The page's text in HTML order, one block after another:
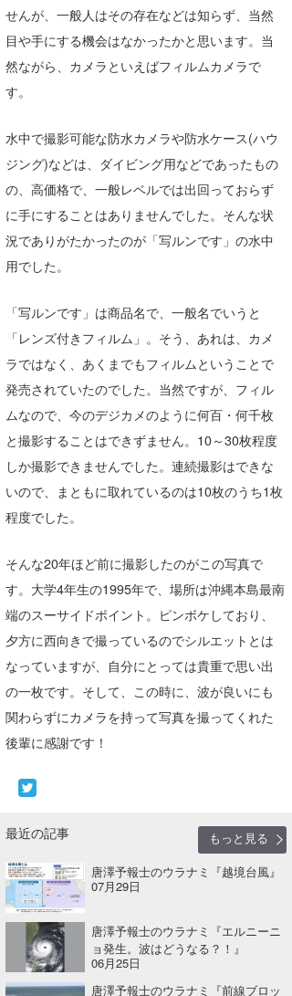
せんが、一般人はその存在などは知らず、当然
目や手にする機会はなかったかと思います。当
然ながら、カメラといえばフィルムカメラで
す。
水中で撮影可能な防水カメラや防水ケース(ハウ
ジング)などは、ダイビング用などであったもの
の、高価格で、一般レベルでは出回っておらず
に手にすることはありませんでした。そんな状
況でありがたかったのが「写ルンです」の水中
用でした。
「写ルンです」は商品名で、一般名でいうと
「レンズ付きフィルム」。そう、あれは、カメ
ラではなく、あくまでもフィルムということで
発売されていたのでした。当然ですが、フィル
ムなので、今のデジカメのように何百・何千枚
と撮影することはできずません。10～30枚程度
しか撮影できませんでした。連続撮影はできな
いので、まともに取れているのは10枚のうち1枚
程度でした。
そんな20年ほど前に撮影したのがこの写真で
す。大学4年生の1995年で、場所は沖縄本島最南
端のスーサイドポイント。ピンボケしており、
夕方に西向きで撮っているのでシルエットとは
なっていますが、自分にとっては貴重で思い出
の一枚です。そして、この時に、波が良いにも
関わらずにカメラを持って写真を撮ってくれた
後輩に感謝です！
最近の記事
もっと見る
唐澤予報士のウラナミ『越境台風』
07月29日
唐澤予報士のウラナミ『エルニーニ
ョ発生。波はどうなる？！』
06月25日
唐澤予報士のウラナミ『前線ブロッ
DELTA FORCE SURF
CBA Films
進士剛光
田原啓江
大野”MAR”修聖
喜納海人
Aichan
chan-U
H
KID
KOBU
KY
MIN
mitz
OYZ
S.K
Soulman
VAGY
YUKI☆
たっちー
ハンマー
まっきー
三輪予報士
上條将美
唐澤予報士
SancheZ
ゴン
米山予報士